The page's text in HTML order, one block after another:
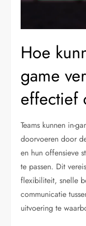
Hoe
game
effectief
Teams kunnen in-
doorvoeren door
en hun offensieve
te passen. Dit
flexibiliteit, snelle
communicatie
uitvoering te